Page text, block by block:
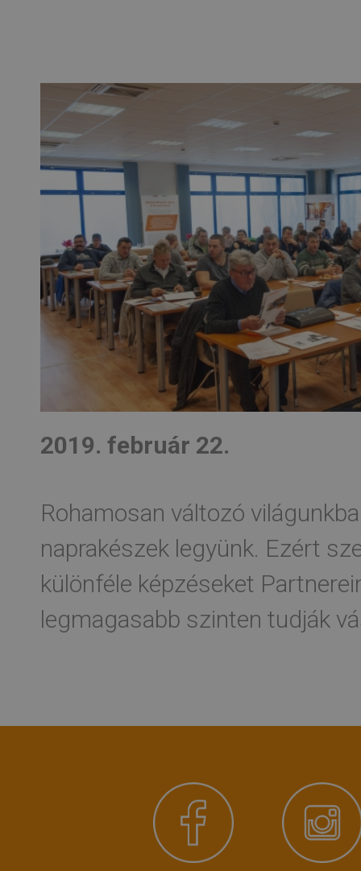
2019. február 22.
Rohamosan változó
naprakészek legyünk. Ezért
különféle képzéseket
legmagasabb szinten tudják